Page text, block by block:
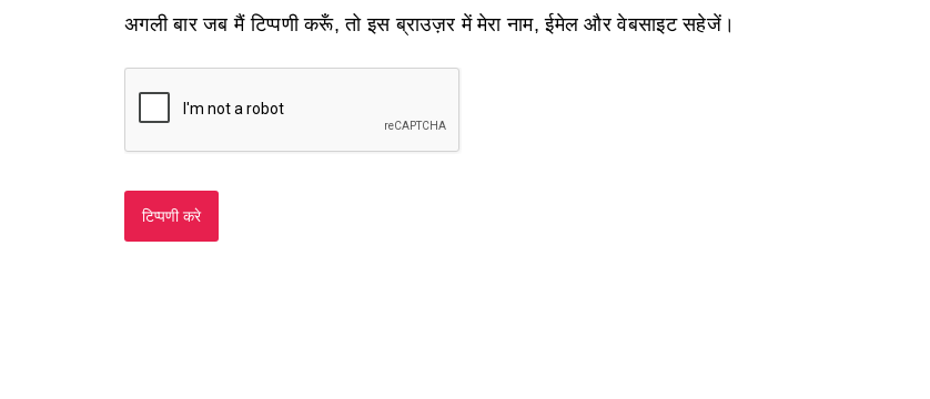
अगली बार जब मैं टिप्पणी करूँ, तो इस ब्राउज़र में मेरा नाम, ईमेल और वेबसाइट सहेजें।